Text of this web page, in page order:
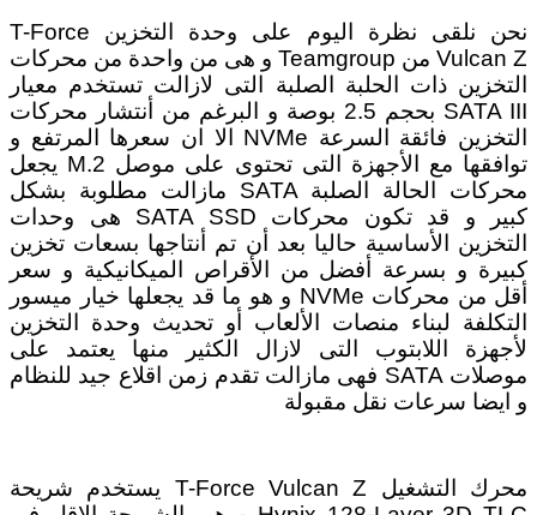
نحن نلقى نظرة اليوم على وحدة التخزين T-Force
Vulcan Z من Teamgroup و هى من واحدة من محركات
التخزين ذات الحلبة الصلبة التى لازالت تستخدم معيار
SATA III بحجم 2.5 بوصة و البرغم من أنتشار محركات
التخزين فائقة السرعة NVMe الا ان سعرها المرتفع و
توافقها مع الأجهزة التى تحتوى على موصل M.2 يجعل
محركات الحالة الصلبة SATA مازالت مطلوبة بشكل
كبير و قد تكون محركات SATA SSD هى وحدات
التخزين الأساسية حاليا بعد أن تم أنتاجها بسعات تخزين
كبيرة و بسرعة أفضل من الأقراص الميكانيكية و سعر
أقل من محركات NVMe و هو ما قد يجعلها خيار ميسور
التكلفة لبناء منصات الألعاب أو تحديث وحدة التخزين
لأجهزة اللابتوب التى لازال الكثير منها يعتمد على
موصلات SATA فهى مازالت تقدم زمن اقلاع جيد للنظام
و ايضا سرعات نقل مقبولة
محرك التشغيل T-Force Vulcan Z يستخدم شريحة